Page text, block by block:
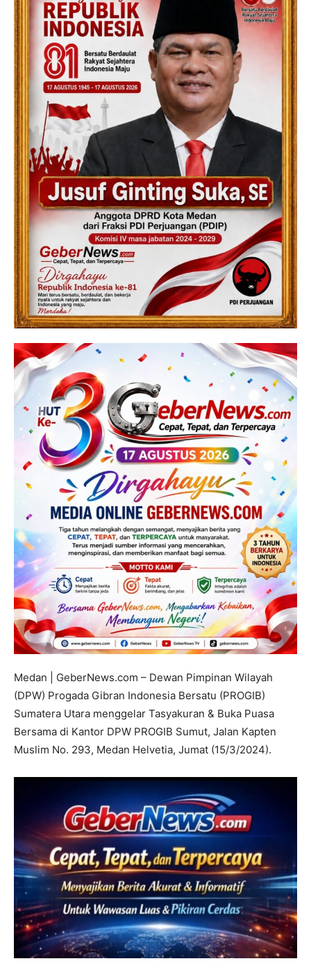
Medan | GeberNews.com – Dewan Pimpinan Wilayah
(DPW) Progada Gibran Indonesia Bersatu (PROGIB)
Sumatera Utara menggelar Tasyakuran & Buka Puasa
Bersama di Kantor DPW PROGIB Sumut, Jalan Kapten
Muslim No. 293, Medan Helvetia, Jumat (15/3/2024).